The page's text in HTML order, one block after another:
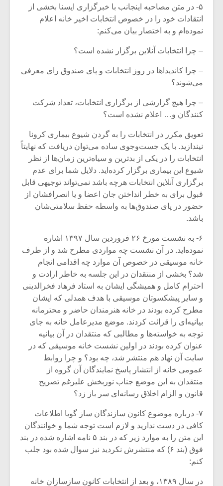
۵- در متن مصاحبه اینجانب با خبرگزاری ایسنا بخشی از
انتقادات خود را در خصوص انتخابات اخیر خانه اعلام
نموده‌ام و به اختصار بیان می‌کنم:
– چرا انتخابات آنلاین برگزار نشده است؟
– چرا کاندیداها در روز انتخابات و پای صندوق رای معرفی
می‌شوند؟
– چرا هیچ گزارشی از برگزاری انتخابات، تعداد شرکت
کنندگان و… اعلام نشده است؟
تعویق مکرر در انتخابات را به گردن شیوع بیماری کرونا
نیندازید. با یک جست‌وجوی ساده می‌توان دریافت که نهایتاً
انتخابات را در یکی از بدترین و سیاه‌ترین زمان‌ها از نظر
شیوع این بیماری برگزار کرده‌اید. دلایل شما برای عدم
برگزاری آنلاین انتخابات هرچه باشد نمی‌تواند توجیهی قابل
قبول برای به خطر انداختن جان اعضا و یا انصرافشان از
حضور در پای صندوق‌ها به واسطه حفظ سلامتی‌شان
باشد.
۶- به نشست مورخ ۲۶ فروردین سال ۱۳۹۷ اشاره
نموده‌اید. در آن نشست چه مواردی مطرح شد و از طرف
خانه موسیقی در خصوص آن موارد چه اقدامی انجام
شد؟ بخشی از منتقدان در این جلسه به خاطر ارادت و
احترام کامل و همیشگی ایشان به استاد فرهاد فخرالدینی
و سایر پیشکسوتان موسیقی با هدف همدلی که ایشان
مطرح کرده بودند در خانه هنرمندان حاضر و محترمانه
بیانیه‌ای را قرائت کردند. موضع مدیرعامل خانه به جای
توجه به خواسته‌ها و مطالبی که منتقدان در آن بیانیه
عنوان کرده بودند در اولین نشست خانه موسیقی که در
سایت آن نهاد هم منتشر شد، چه بود؟ و چرا روابط
عمومی خانه از انتشار پاسخ نمایندگان آن گروه از
منتقدان به این موضع جناب نوربخش علیرغم تصریح
قانون و الزام اخلاق رسانه‌ای سر باز زد؟
۷- درباره موضوع کانون سازندگان ساز گویا اطلاعات
کافی در دست ندارید و لازم است توجه شما و خوانندگان
این متن را به موارد زیر که در بند ۵ نامه اشاره شده در بند
فوق (بند ۶) که منتشرش نکردید نیز سوال شده بود جلب
کنم:
در سال ۱۳۸۹، و بعد از انتخابات کانون سازسازان خانه